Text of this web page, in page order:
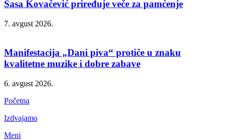
Sasa Kovačević priređuje veče za pamćenje
7. avgust 2026.
Manifestacija „Dani piva“ protiče u znaku
kvalitetne muzike i dobre zabave
6. avgust 2026.
Početna
Izdvajamo
Meni